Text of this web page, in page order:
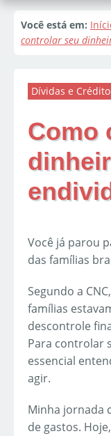
Você está em:
controlar seu
Dívidas e Crédito
Como
Você já parou
das famílias
Segundo a
famílias
descontrole
Para controlar
essencial
agir.
Minha jornada
de gastos.